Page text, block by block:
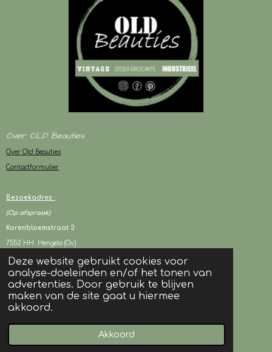
Deze website gebruikt cookies voor
analyse-doeleinden en/of het tonen van
advertenties. Door gebruik te blijven
maken van de site gaat u hiermee
akkoord.
Akkoord
Over OLD Beauties
Over Old Beauties
Contactformulier
Bezoekadres :
(Op afspraak)
Korenbloemstraat 3
7552 HH Hengelo (Ov.)
KVK : 94243417
BTW : NL003080706B05
© 2024 OLD Beauties I Alle rechten voorbehouden